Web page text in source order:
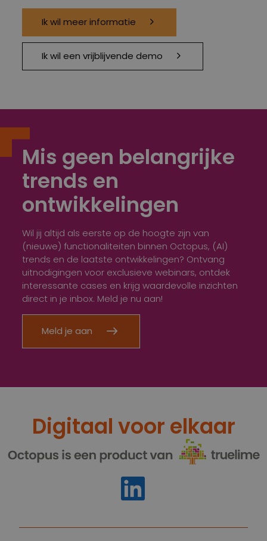
Ik wil meer informatie
Ik wil een vrijblijvende demo
Mis geen belangrijke
trends en
ontwikkelingen
Wil jij altijd als eerste op de hoogte zijn van
(nieuwe) functionaliteiten binnen Octopus, (AI)
trends en de laatste ontwikkelingen? Ontvang
uitnodigingen voor exclusieve webinars, ontdek
interessante cases en krijg waardevolle inzichten
direct in je inbox. Meld je nu aan!
Meld je aan
Digitaal voor elkaar